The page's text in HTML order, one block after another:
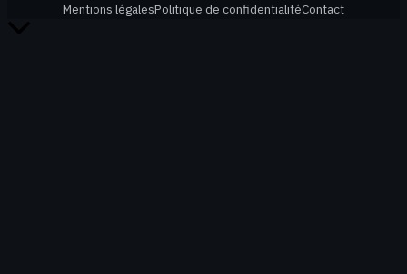
Mentions légalesPolitique de confidentialitéContact